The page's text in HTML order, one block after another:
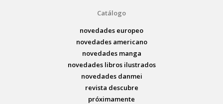
Catálogo
novedades europeo
novedades americano
novedades manga
novedades libros ilustrados
novedades danmei
revista descubre
próximamente